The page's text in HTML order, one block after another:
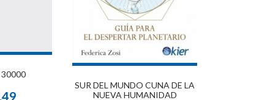
SUR DEL MUNDO CUNA DE LA
NUEVA HUMANIDAD